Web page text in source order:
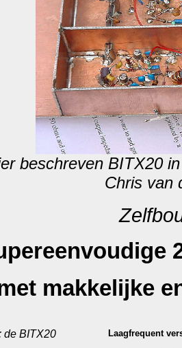
beschreven BITX20
Chris van
makkelijke
de BITX20
Laagfrequent